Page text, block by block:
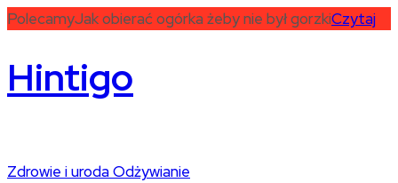
PolecamyJak obierać ogórka żeby nie był gorzkiCzytaj
Hintigo
Zdrowie i urodaOdżywianie